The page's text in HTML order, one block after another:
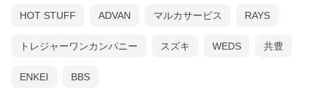
HOT STUFF ADVAN マルカサービス RAYS
トレジャーワンカンパニー スズキ WEDS 共豊
ENKEI BBS